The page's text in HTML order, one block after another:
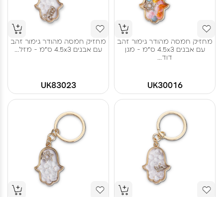
מחזיק חמסה מהודר גימור זהב
עם אבנים 4.5x3 ס"מ - מגן
דוד...
UK30016
מחזיק חמסה מהודר גימור זהב
עם אבנים 4.5x3 ס"מ - מזל...
UK83023